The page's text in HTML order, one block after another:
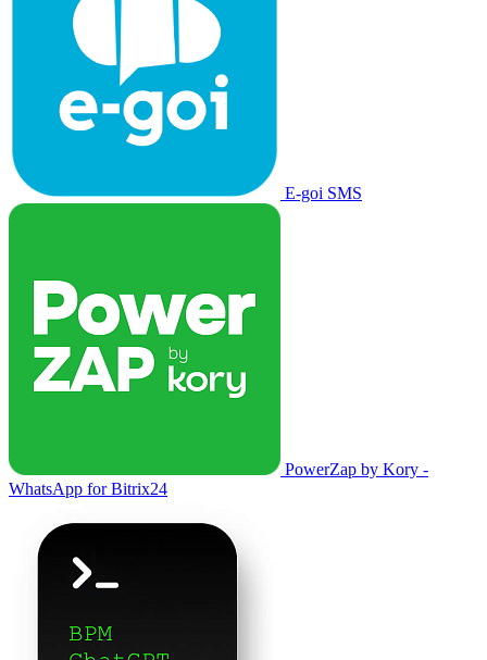
E-goi SMS
PowerZap by Kory -
WhatsApp for Bitrix24